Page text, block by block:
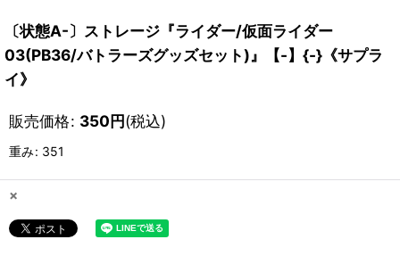
〔状態A-〕ストレージ『ライダー/仮面ライダー
03(PB36/バトラーズグッズセット)』【-】{-}《サプラ
イ》
販売価格: 350円(税込)
重み: 351
×